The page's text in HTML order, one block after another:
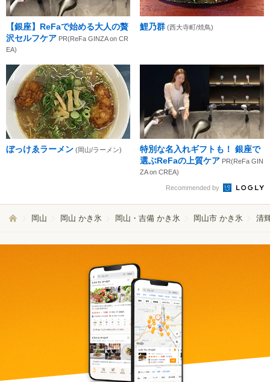
【銀座】ReFaで始める大人の贅
沢セルフケア PR(ReFa GINZA on CR
EA)
鯉乃群 (西大寺町/焼鳥)
ぼっけゑラーメン (岡山/ラーメン)
特別な名入れギフトも！ 銀座で
選ぶReFaの上質ケア PR(ReFa GIN
ZA on CREA)
Recommended by
岡山 岡山 かき氷 岡山・吉備 かき氷 岡山市 かき氷 清